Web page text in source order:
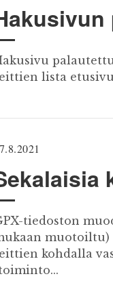
lista
tiedoston
muotoiltu)
kohdalla